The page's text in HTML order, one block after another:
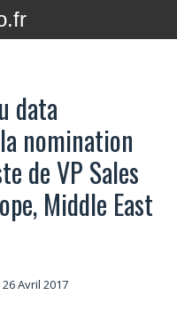
data
nomination
de VP Sales
Middle East
Avril 2017